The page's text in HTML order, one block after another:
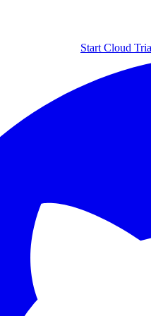
Start Cloud